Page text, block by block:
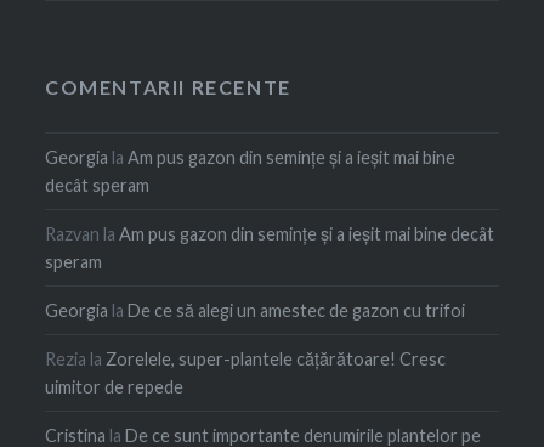
COMENTARII RECENTE
Georgia laAm pus gazon din semințe și a ieșit mai bine
decât speram
Razvan laAm pus gazon din semințe și a ieșit mai bine decât
speram
Georgia laDe ce să alegi un amestec de gazon cu trifoi
Rezia la Zorelele, super-plantele cățărătoare! Cresc
uimitor de repede
Cristina laDe ce sunt importante denumirile plantelor pe